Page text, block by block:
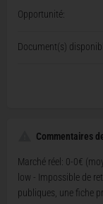
Opportunité:
Document(s)
Commentaires
Marché réel: 0-0€
low - Impossible de
publiques, une fiche